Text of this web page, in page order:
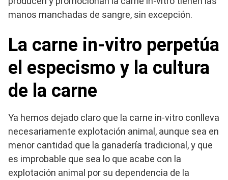
manos manchadas de sangre, sin excepción.
La carne in-vitro perpetúa
el especismo y la cultura
de la carne
Ya hemos dejado claro que la carne in-vitro conlleva
necesariamente explotación animal, aunque sea en
menor cantidad que la ganadería tradicional, y que
es improbable que sea lo que acabe con la
explotación animal por su dependencia de la